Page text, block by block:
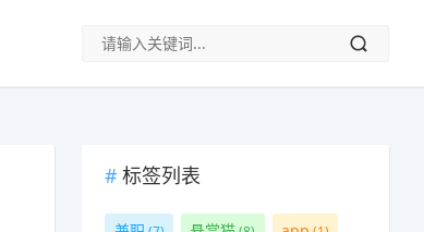
标签列表